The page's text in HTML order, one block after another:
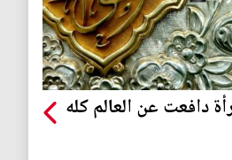
دافعت عن العالم كله